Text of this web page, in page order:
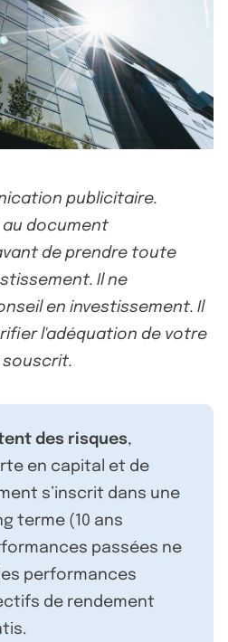
publicitaire.
au document
de prendre toute
Il ne
en investissement. Il
l'adéquation de votre
souscrit.
des risques,
en capital et de
s’inscrit dans une
terme (10 ans
passées ne
performances
de rendement